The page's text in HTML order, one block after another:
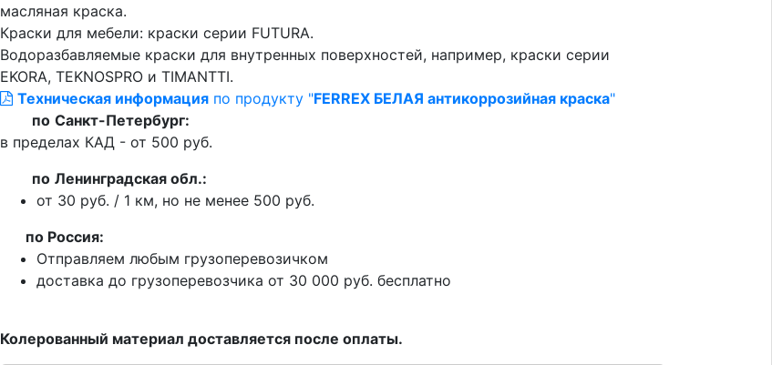
масляная краска.
Краски для мебели: краски серии FUTURA.
Водоразбавляемые краски для внутренных поверхностей, например, краски серии
EKORA, TEKNOSPRO и TIMANTTI.
Техническая информация по продукту "FERREX БЕЛАЯ антикоррозийная краска"
по Санкт-Петербург:
в пределах КАД - от 500 руб.
по Ленинградская обл.:
от 30 руб. / 1 км, но не менее 500 руб.
по Россия:
Отправляем любым грузоперевозичком
доставка до грузоперевозчика от 30 000 руб. бесплатно
Колерованный материал доставляется после оплаты.